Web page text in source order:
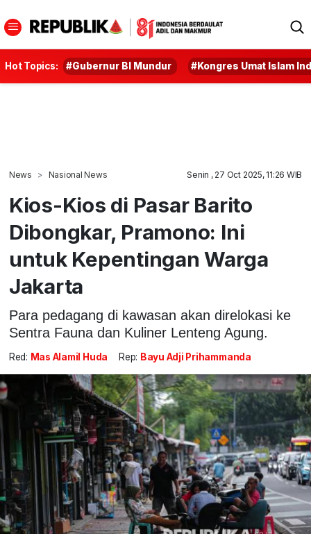
Hot Topics: #Gubernur BI Mundur #Kongres Umat Islam
News Nasional News Senin , 27 Oct 2025, 11:26 WIB
Kios-Kios di Pasar Barito
Dibongkar, Pramono: Ini
untuk Kepentingan Warga
Jakarta
Para pedagang di kawasan akan direlokasi ke
Sentra Fauna dan Kuliner Lenteng Agung.
Red: Mas Alamil Huda Rep: Bayu Adji Prihammanda